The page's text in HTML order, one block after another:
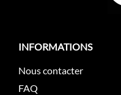
INFORMATIONS
Nous contacter
FAQ